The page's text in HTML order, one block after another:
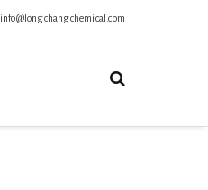
info@longchangchemical.com